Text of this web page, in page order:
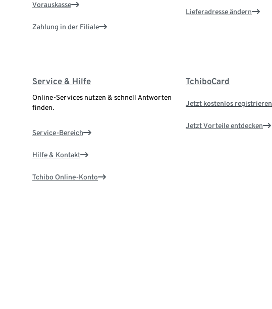
Vorauskasse
Zahlung in der Filiale
Lieferadresse ändern
Service & Hilfe
Online-Services nutzen & schnell Antworten
finden.
Service-Bereich
Hilfe & Kontakt
Tchibo Online-Konto
TchiboCard
Jetzt kostenlos registrieren
Jetzt Vorteile entdecken